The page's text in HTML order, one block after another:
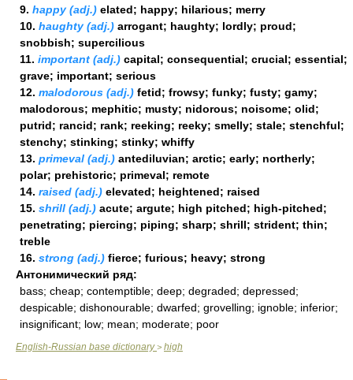
9. happy (adj.) elated; happy; hilarious; merry
10. haughty (adj.) arrogant; haughty; lordly; proud;
snobbish; supercilious
11. important (adj.) capital; consequential; crucial; essential;
grave; important; serious
12. malodorous (adj.) fetid; frowsy; funky; fusty; gamy;
malodorous; mephitic; musty; nidorous; noisome; olid;
putrid; rancid; rank; reeking; reeky; smelly; stale; stenchful;
stenchy; stinking; stinky; whiffy
13. primeval (adj.) antediluvian; arctic; early; northerly;
polar; prehistoric; primeval; remote
14. raised (adj.) elevated; heightened; raised
15. shrill (adj.) acute; argute; high pitched; high-pitched;
penetrating; piercing; piping; sharp; shrill; strident; thin;
treble
16. strong (adj.) fierce; furious; heavy; strong
Антонимический ряд:
bass; cheap; contemptible; deep; degraded; depressed;
despicable; dishonourable; dwarfed; grovelling; ignoble; inferior;
insignificant; low; mean; moderate; poor
English-Russian base dictionary> high